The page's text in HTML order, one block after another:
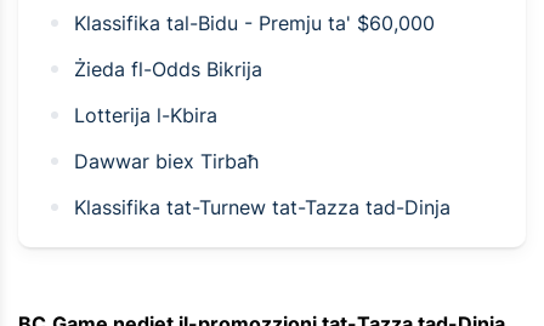
Klassifika tal-Bidu - Premju ta' $60,000
Żieda fl-Odds Bikrija
Lotterija l-Kbira
Dawwar biex Tirbaħ
Klassifika tat-Turnew tat-Tazza tad-Dinja